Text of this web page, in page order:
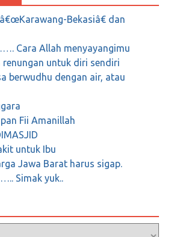
Bekasiâ€ dan
Cara Allah menyayangimu
renungan untuk diri sendiri
berwudhu dengan air, atau
Fii Amanillah
untuk Ibu
Jawa Barat harus sigap.
Simak yuk..